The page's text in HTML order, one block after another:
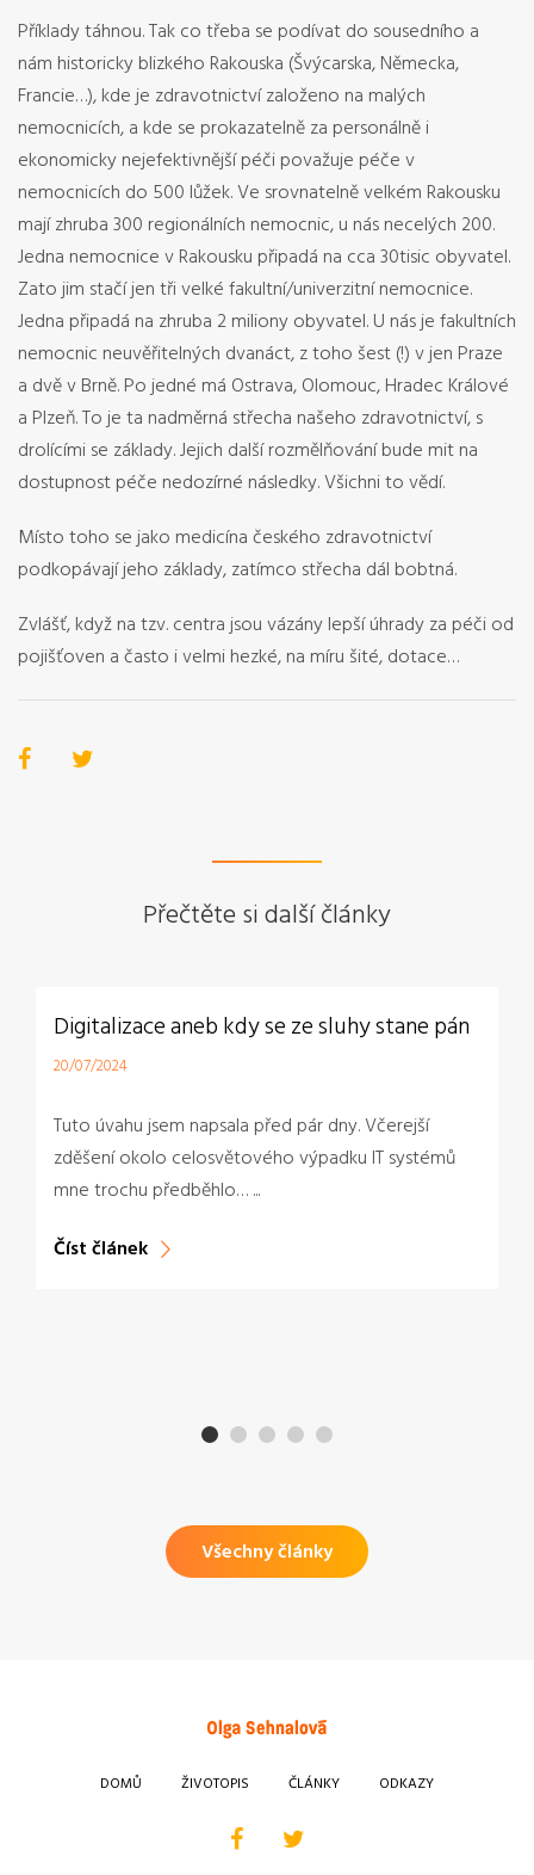
Příklady táhnou. Tak co třeba se podívat do sousedního a
nám historicky blizkého Rakouska (Švýcarska, Německa,
Francie…), kde je zdravotnictví založeno na malých
nemocnicích, a kde se prokazatelně za personálně i
ekonomicky nejefektivnější péči považuje péče v
nemocnicích do 500 lůžek. Ve srovnatelně velkém Rakousku
mají zhruba 300 regionálních nemocnic, u nás necelých 200.
Jedna nemocnice v Rakousku připadá na cca 30tisic obyvatel.
Zato jim stačí jen tři velké fakultní/univerzitní nemocnice.
Jedna připadá na zhruba 2 miliony obyvatel. U nás je fakultních
nemocnic neuvěřitelných dvanáct, z toho šest (!) v jen Praze
a dvě v Brně. Po jedné má Ostrava, Olomouc, Hradec Králové
a Plzeň. To je ta nadměrná střecha našeho zdravotnictví, s
drolícími se základy. Jejich další rozmělňování bude mit na
dostupnost péče nedozírné následky. Všichni to vědí.
Místo toho se jako medicína českého zdravotnictví
podkopávají jeho základy, zatímco střecha dál bobtná.
Zvlášť, když na tzv. centra jsou vázány lepší úhrady za péči od
pojišťoven a často i velmi hezké, na míru šité, dotace…
Přečtěte si další články
Digitalizace aneb kdy se ze sluhy stane pán
20/07/2024
Tuto úvahu jsem napsala před pár dny. Včerejší
zděšení okolo celosvětového výpadku IT systémů
mne trochu předběhlo… ...
Číst článek
Všechny články
DOMŮ ŽIVOTOPIS ČLÁNKY ODKAZY